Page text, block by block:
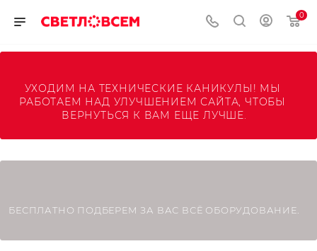
0
УХОДИМ НА ТЕХНИЧЕСКИЕ КАНИКУЛЫ! МЫ
РАБОТАЕМ НАД УЛУЧШЕНИЕМ САЙТА, ЧТОБЫ
ВЕРНУТЬСЯ К ВАМ ЕЩЕ ЛУЧШЕ.
БЕСПЛАТНО ПОДБЕРЕМ ЗА ВАС ВСЁ ОБОРУДОВАНИЕ.